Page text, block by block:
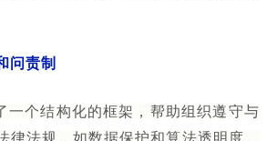
问责制
一个结构化的框架，帮助组织遵守与
律法规，如数据保护和算法透明度。